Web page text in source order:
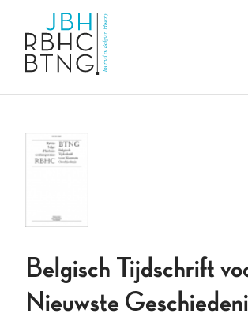
Belgisch Tijdschrift
Nieuwste